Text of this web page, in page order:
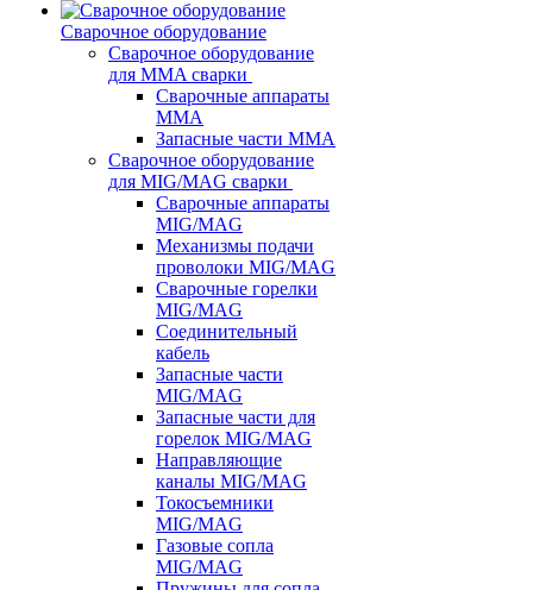
Сварочное оборудование
Сварочное оборудование
для MMA сварки
Сварочные аппараты
MMA
Запасные части MMA
Сварочное оборудование
для MIG/MAG сварки
Сварочные аппараты
MIG/MAG
Механизмы подачи
проволоки MIG/MAG
Сварочные горелки
MIG/MAG
Соединительный
кабель
Запасные части
MIG/MAG
Запасные части для
горелок MIG/MAG
Направляющие
каналы MIG/MAG
Токосъемники
MIG/MAG
Газовые сопла
MIG/MAG